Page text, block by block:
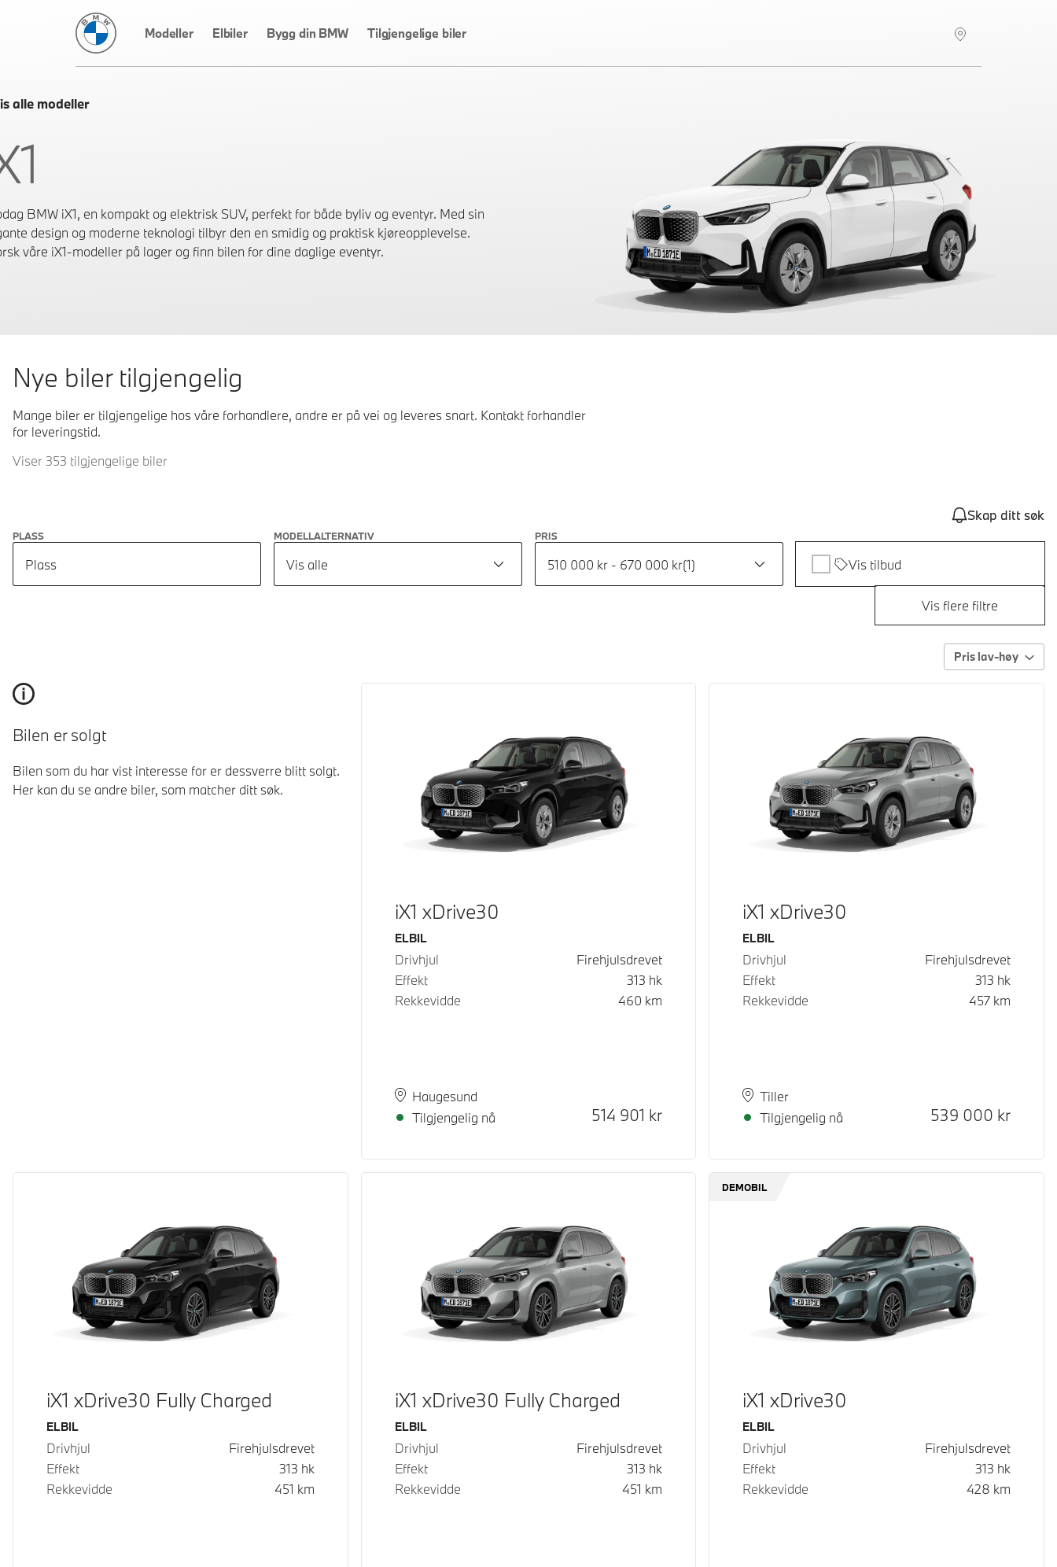
BMW Norge
Modeller Elbiler Bygg din BMW Tilgjengelige biler
alle modeller
BMW iX1, en kompakt og elektrisk SUV, perfekt for både byliv og eventyr. Med sin
design og moderne teknologi tilbyr den en smidig og praktisk kjøreopplevelse.
våre iX1-modeller på lager og finn bilen for dine daglige eventyr.
Nye biler tilgjengelig
Mange biler er tilgjengelige hos våre forhandlere, andre er på vei og leveres snart. Kontakt forhandler
for leveringstid.
Viser 353 tilgjengelige biler
Skap ditt søk
PLASS
Plass
MODELLALTERNATIV
Vis alle
PRIS
510 000 kr - 670 000 kr(1) Vis tilbud
Vis flere filtre
Pris lav-høy
Bilen er solgt
Bilen som du har vist interesse for er dessverre blitt solgt.
Her kan du se andre biler, som matcher ditt søk.
iX1 xDrive30
Drivstoff
ELBIL
Drivhjul
Firehjulsdrevet
Effekt
313 hk
Rekkevidde
460 km
PlassHaugesund
Leveringstid
Tilgjengelig nå
Kontantpris
514 901 kr
iX1 xDrive30
Drivstoff
ELBIL
Drivhjul
Firehjulsdrevet
Effekt
313 hk
Rekkevidde
457 km
PlassTiller
Leveringstid
Tilgjengelig nå
Kontantpris
539 000 kr
iX1 xDrive30 Fully Charged
Drivstoff
ELBIL
Drivhjul
Firehjulsdrevet
Effekt
313 hk
Rekkevidde
451 km
iX1 xDrive30 Fully Charged
Drivstoff
ELBIL
Drivhjul
Firehjulsdrevet
Effekt
313 hk
Rekkevidde
451 km
DEMOBIL
iX1 xDrive30
Drivstoff
ELBIL
Drivhjul
Firehjulsdrevet
Effekt
313 hk
Rekkevidde
428 km